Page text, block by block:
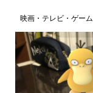
映画・テレビ・ゲーム